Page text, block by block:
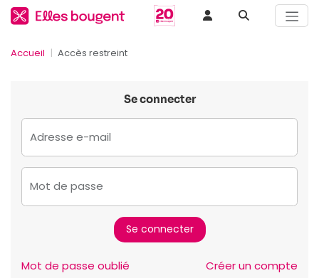
Accueil Accès restreint
Se connecter
Adresse e-mail
Mot de passe
Mot de passe oublié Créer un compte